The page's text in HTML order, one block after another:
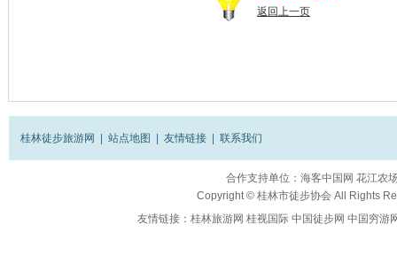
返回上一页
桂林徒步旅游网 站点地图 友情链接 联系我们
合作支持单位： 海客中国网 花江农
Copyright © 桂林市徒步协会All Rights
友情链接： 桂林旅游网 桂视国际 中国徒步网 中国穷游